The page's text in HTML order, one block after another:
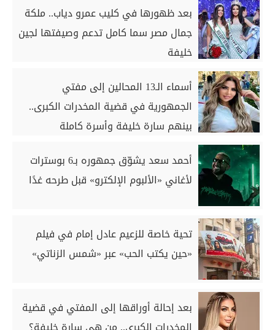
بعد ظهورها في كليب عمرو دياب.. ملكة
جمال مصر سما كامل تدعم وصيفتها لجين
خليفة
أسماء الـ13 المحالين إلى مفتي
الجمهورية في قضية المخدرات الكبرى..
بينهم سارة خليفة وأسرة كاملة
أحمد سعد يشوّق جمهوره بـ6 بوسترات
لأغاني «الألبوم الإلكترو» قبل طرحه غدًا
تحية خاصة للزعيم عادل إمام في فيلم
«حين يكتب الحب» عبر «شمس الزناتي»
بعد إحالة أوراقها إلى المفتي في قضية